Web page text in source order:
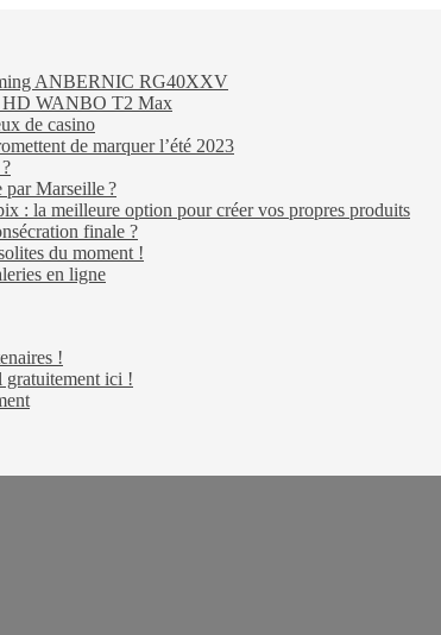
ANBERNIC RG40XXV
HD WANBO T2 Max
de casino
de marquer l’été 2023
par Marseille ?
: la meilleure option pour créer vos propres produits
finale ?
du moment !
en ligne
!
gratuitement ici !